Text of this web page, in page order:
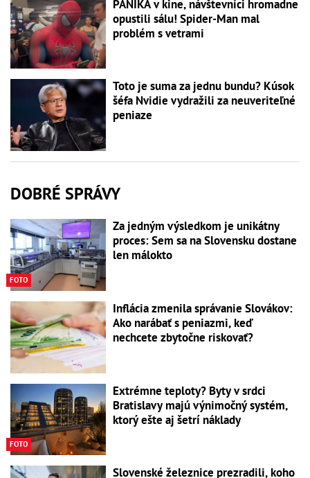
PANIKA v kine, návštevníci hromadne
opustili sálu! Spider-Man mal
problém s vetrami
Toto je suma za jednu bundu? Kúsok
šéfa Nvidie vydražili za neuveriteľné
peniaze
DOBRÉ SPRÁVY
FOTO
Za jedným výsledkom je unikátny
proces: Sem sa na Slovensku dostane
len málokto
Inflácia zmenila správanie Slovákov:
Ako narábať s peniazmi, keď
nechcete zbytočne riskovať?
FOTO
Extrémne teploty? Byty v srdci
Bratislavy majú výnimočný systém,
ktorý ešte aj šetrí náklady
Slovenské železnice prezradili, koho